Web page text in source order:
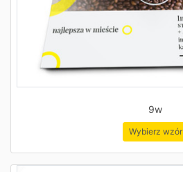
9w
Wybierz wzór